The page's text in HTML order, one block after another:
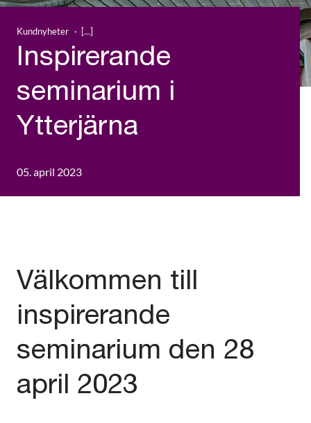
Kundnyheter
Inspirerande
seminarium i
Ytterjärna
05. april 2023
Välkommen till
inspirerande
seminarium den 28
april 2023